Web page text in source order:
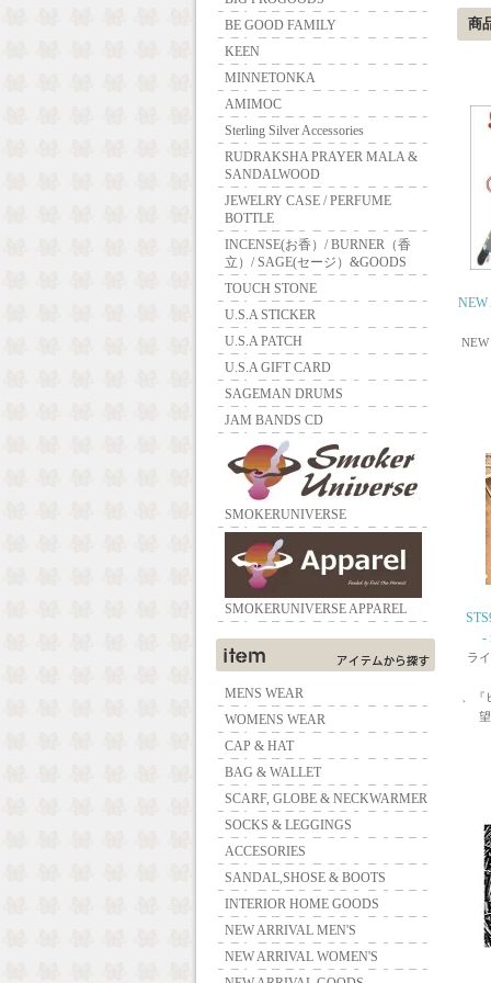
BE GOOD FAMILY
KEEN
MINNETONKA
AMIMOC
Sterling Silver Accessories
RUDRAKSHA PRAYER MALA &
SANDALWOOD
JEWELRY CASE / PERFUME
BOTTLE
INCENSE(お香）/ BURNER（香
立）/ SAGE(セージ）&GOODS
TOUCH STONE
U.S.A STICKER
U.S.A PATCH
U.S.A GIFT CARD
SAGEMAN DRUMS
JAM BANDS CD
SMOKERUNIVERSE
SMOKERUNIVERSE APPAREL
MENS WEAR
WOMENS WEAR
CAP & HAT
BAG & WALLET
SCARF, GLOBE & NECKWARMER
SOCKS & LEGGINGS
ACCESORIES
SANDAL,SHOSE & BOOTS
INTERIOR HOME GOODS
NEW ARRIVAL MEN'S
NEW ARRIVAL WOMEN'S
商
NEW
-
ラ
、